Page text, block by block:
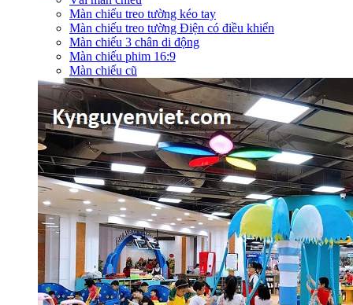
Màn chiếu treo tường kéo tay
Màn chiếu treo tường Điện có điều khiển
Màn chiếu 3 chân di động
Màn chiếu phim 16:9
Màn chiếu cũ